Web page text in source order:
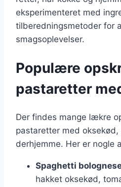
eksperimenteret med
tilberedningsmetoder for
smagsoplevelser.
Populære
pastaretter
Der findes mange lækre
pastaretter med
derhjemme. Her er nogle
Spaghetti
hakket oksekød,